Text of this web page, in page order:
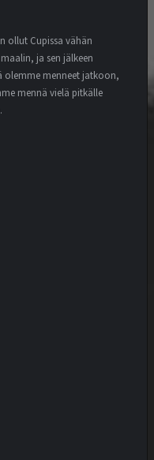
ollut Cupissa vähän
ja sen jälkeen
olemme menneet jatkoon,
mennä vielä pitkälle